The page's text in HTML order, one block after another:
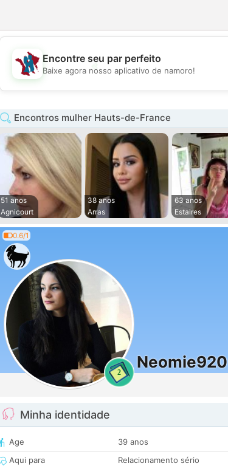
💖
Encontre seu par perfeito
Baixe agora nosso aplicativo de namoro!
Encontros mulher Hauts-de-France
51 anos
Agnicourt
38 anos
Arras
63 anos
Estaires
0.6/1
2
Neomie920
Minha identidade
Age
39 anos
Aqui para
Relacionamento sério